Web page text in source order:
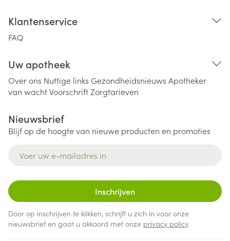
Klantenservice
FAQ
Uw apotheek
Over ons Nuttige links Gezondheidsnieuws Apotheker
van wachtVoorschriftZorgtarieven
Nieuwsbrief
Blijf op de hoogte van nieuwe producten en promoties
Inschrijven
Door op inschrijven te klikken, schrijft u zich in voor onze
nieuwsbrief en gaat u akkoord met onze privacy policy.